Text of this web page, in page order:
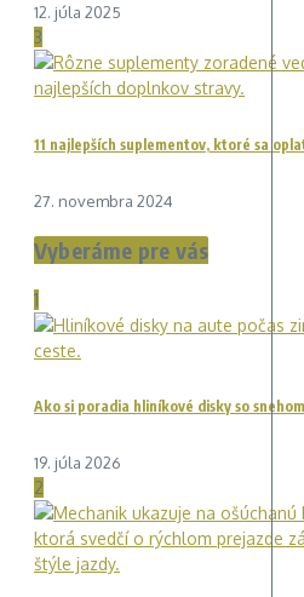
12. júla 2025
3
11 najlepších suplementov, ktoré sa
27. novembra 2024
Vyberáme pre vás
1
Ako si poradia hliníkové disky so
19. júla 2026
2